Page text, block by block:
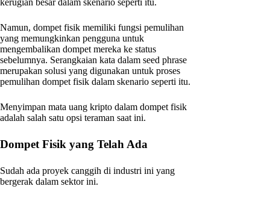
kerugian besar dalam skenario seperti itu.
Namun, dompet fisik memiliki fungsi pemulihan
yang memungkinkan pengguna untuk
mengembalikan dompet mereka ke status
sebelumnya. Serangkaian kata dalam seed phrase
merupakan solusi yang digunakan untuk proses
pemulihan dompet fisik dalam skenario seperti itu.
Menyimpan mata uang kripto dalam dompet fisik
adalah salah satu opsi teraman saat ini.
Dompet Fisik yang Telah Ada
Sudah ada proyek canggih di industri ini yang
bergerak dalam sektor ini.